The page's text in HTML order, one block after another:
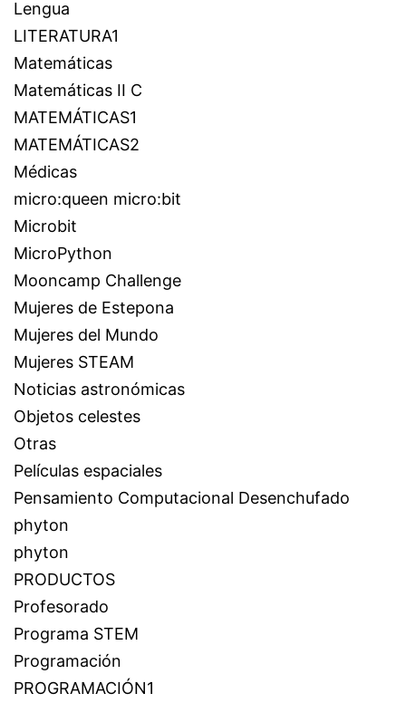
Lengua
LITERATURA1
Matemáticas
Matemáticas II C
MATEMÁTICAS1
MATEMÁTICAS2
Médicas
micro:queen micro:bit
Microbit
MicroPython
Mooncamp Challenge
Mujeres de Estepona
Mujeres del Mundo
Mujeres STEAM
Noticias astronómicas
Objetos celestes
Otras
Películas espaciales
Pensamiento Computacional Desenchufado
phyton
phyton
PRODUCTOS
Profesorado
Programa STEM
Programación
PROGRAMACIÓN1